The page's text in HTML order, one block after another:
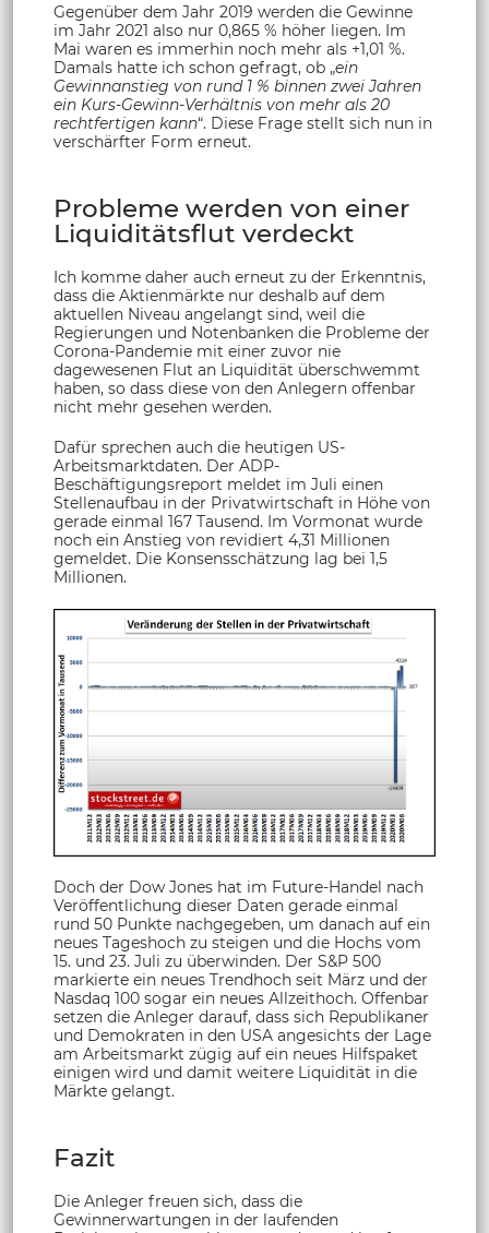
Gegenüber dem Jahr 2019 werden die Gewinne
im Jahr 2021 also nur 0,865 % höher liegen. Im
Mai waren es immerhin noch mehr als +1,01 %.
Damals hatte ich schon gefragt, ob „ein
Gewinnanstieg von rund 1 % binnen zwei Jahren
ein Kurs-Gewinn-Verhältnis von mehr als 20
rechtfertigen kann“. Diese Frage stellt sich nun in
verschärfter Form erneut.
Probleme werden von einer
Liquiditätsflut verdeckt
Ich komme daher auch erneut zu der Erkenntnis,
dass die Aktienmärkte nur deshalb auf dem
aktuellen Niveau angelangt sind, weil die
Regierungen und Notenbanken die Probleme der
Corona-Pandemie mit einer zuvor nie
dagewesenen Flut an Liquidität überschwemmt
haben, so dass diese von den Anlegern offenbar
nicht mehr gesehen werden.
Dafür sprechen auch die heutigen US-
Arbeitsmarktdaten. Der ADP-
Beschäftigungsreport meldet im Juli einen
Stellenaufbau in der Privatwirtschaft in Höhe von
gerade einmal 167 Tausend. Im Vormonat wurde
noch ein Anstieg von revidiert 4,31 Millionen
gemeldet. Die Konsensschätzung lag bei 1,5
Millionen.
Doch der Dow Jones hat im Future-Handel nach
Veröffentlichung dieser Daten gerade einmal
rund 50 Punkte nachgegeben, um danach auf ein
neues Tageshoch zu steigen und die Hochs vom
15. und 23. Juli zu überwinden. Der S&P 500
markierte ein neues Trendhoch seit März und der
Nasdaq 100 sogar ein neues Allzeithoch. Offenbar
setzen die Anleger darauf, dass sich Republikaner
und Demokraten in den USA angesichts der Lage
am Arbeitsmarkt zügig auf ein neues Hilfspaket
einigen wird und damit weitere Liquidität in die
Märkte gelangt.
Fazit
Die Anleger freuen sich, dass die
Gewinnerwartungen in der laufenden